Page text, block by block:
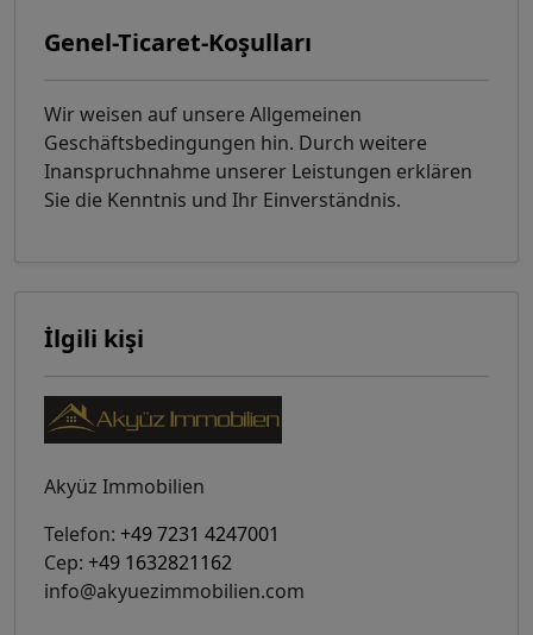
Genel-Ticaret-Koşulları
Wir weisen auf unsere Allgemeinen
Geschäftsbedingungen hin. Durch weitere
Inanspruchnahme unserer Leistungen erklären
Sie die Kenntnis und Ihr Einverständnis.
İlgili kişi
Akyüz Immobilien
Telefon: +49 7231 4247001
Cep: +49 1632821162
info@akyuezimmobilien.com